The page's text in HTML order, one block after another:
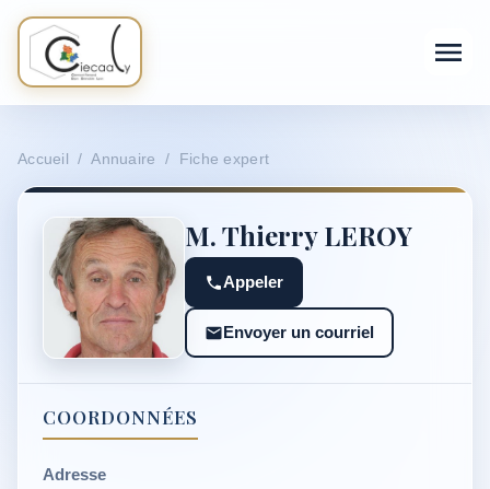
Accueil / Annuaire / Fiche expert
M. Thierry LEROY
Appeler
Envoyer un courriel
COORDONNÉES
Adresse